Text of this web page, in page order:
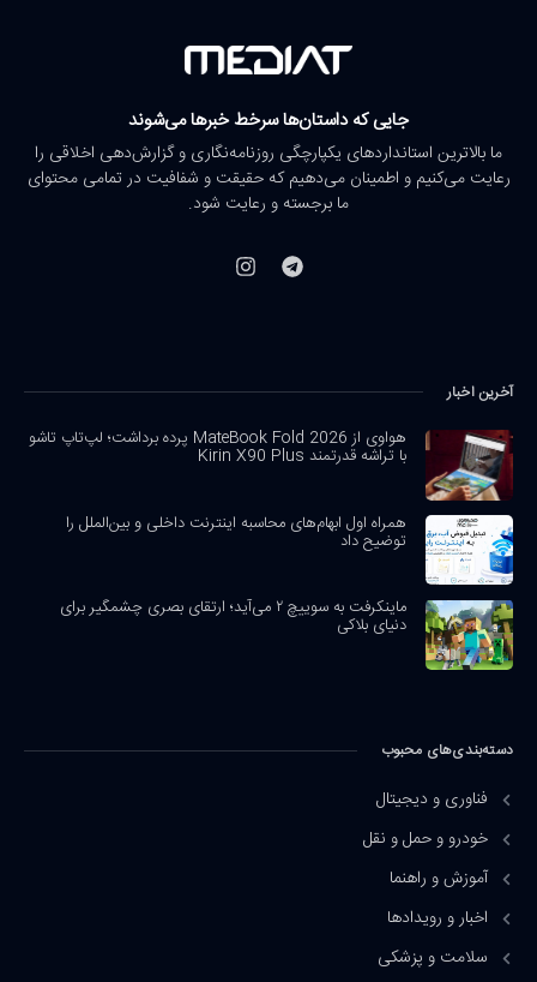
جایی که داستان‌ها سرخط خبرها می‌شوند
ما بالاترین استانداردهای یکپارچگی روزنامه‌نگاری و گزارش‌دهی اخلاقی را
رعایت می‌کنیم و اطمینان می‌دهیم که حقیقت و شفافیت در تمامی محتوای
ما برجسته و رعایت شود.
آخرین اخبار
هواوی از MateBook Fold 2026 پرده برداشت؛ لپ‌تاپ تاشو
با تراشه قدرتمند Kirin X90 Plus
همراه اول ابهام‌های محاسبه اینترنت داخلی و بین‌الملل را
توضیح داد
ماینکرفت به سوییچ ۲ می‌آید؛ ارتقای بصری چشمگیر برای
دنیای بلاکی
دسته‌بندی‌های محبوب
فناوری و دیجیتال
خودرو و حمل و نقل
آموزش و راهنما
اخبار و رویدادها
سلامت و پزشکی